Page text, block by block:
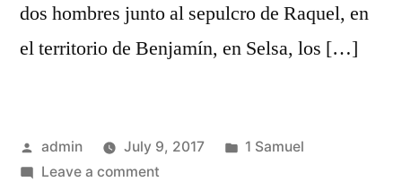
dos hombres junto al sepulcro de Raquel, en
el territorio de Benjamín, en Selsa, los […]
Posted
by
admin July 9, 2017
Posted
1 Samuel
Leave a commenton